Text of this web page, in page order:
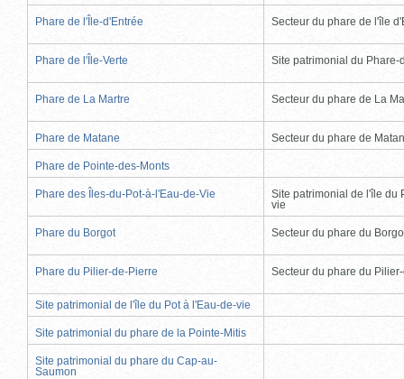
Phare de l'Île-d'Entrée Secteur du phare de l'île
Phare de l'Île-Verte Site patrimonial du Phare-
Phare de La Martre Secteur du phare de La
Phare de Matane Secteur du phare de
Phare de Pointe-des-Monts
Phare des Îles-du-Pot-à-l'Eau-de-Vie
Site patrimonial de l'île du
vie
Phare du Borgot Secteur du phare du
Phare du Pilier-de-Pierre Secteur du phare du
Site patrimonial de l'île du Pot à l'Eau-de-vie
Site patrimonial du phare de la Pointe-Mitis
Site patrimonial du phare du Cap-au-
Saumon